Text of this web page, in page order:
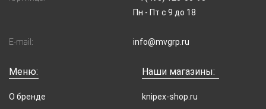
Пн - Пт с 9 до 18
E-mail: info@mvgrp.ru
Меню:
О бренде
Наши магазины:
knipex-shop.ru